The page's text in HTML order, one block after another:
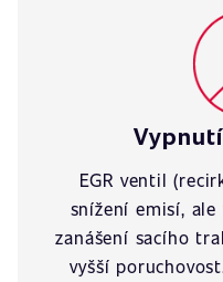
EGR ventil
snížení emisí,
zanášení sacího
vyšší